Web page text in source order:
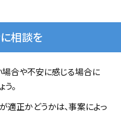
相談を
合や不安に感じる場合に
う。
適正かどうかは、事案によっ